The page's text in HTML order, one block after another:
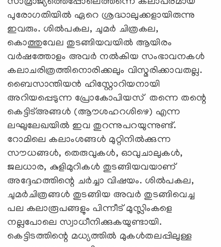
പുരോഗതിയിൽ ഏറെ ശ്രദ്ധാലുക്കളായിരുന്നു
ഇവരും. ശിൽപകല, ചുമർ ചിത്രകല,
കൊത്തുവേല തുടങ്ങിയവയിൽ ആയിരം
വർഷത്തോളം അവർ നൽകിയ സംഭാവനകൾ
കലാചരിത്രത്തിനൊരിക്കലും വിസ്മരിക്കാവതല്ല.
ബൈസാന്തിയൻ ഹിസ്റ്റോറിയനായി
അറിയപ്പെടുന്ന പ്രോകോപിയസ്‌ തന്നെ തന്റെ
കെട്ടിട്‌അങ്ങൾ (ആ‍ൗശഹറശിഴ‍െ) എന്ന
ലഘുലേഖയിൽ ഇവ തുറന്നുപറയുന്നുണ്ട്‌.
റോമിലെ കലാംശങ്ങൾ മുറ്റിനിൽക്കുന്ന
സൗധങ്ങൾ, തെരുവുകൾ, ഓവുചാലുകൾ,
ജലധാര, കുളിമുറികൾ തുടങ്ങിയവയാണ്‌
അദ്ദേഹത്തിന്റെ ചർച്ചാ വിഷയം. ശിൽപകല,
ചുമർചിത്രങ്ങൾ തുടങ്ങിയ അവർ തുടങ്ങിവെച്ച
പല കലാരൂപങ്ങളും പിന്നീട്‌ മുസ്ലിംകളെ
നല്ലപോലെ സ്വാധീനിക്കുകയുണ്ടായി.
കെട്ടിടത്തിന്റെ മധ്യത്തിൽ മുകൾതലപ്പിലുള്ള